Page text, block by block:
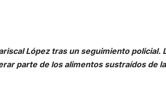
López tras un seguimiento policial.
parte de los alimentos sustraídos de la